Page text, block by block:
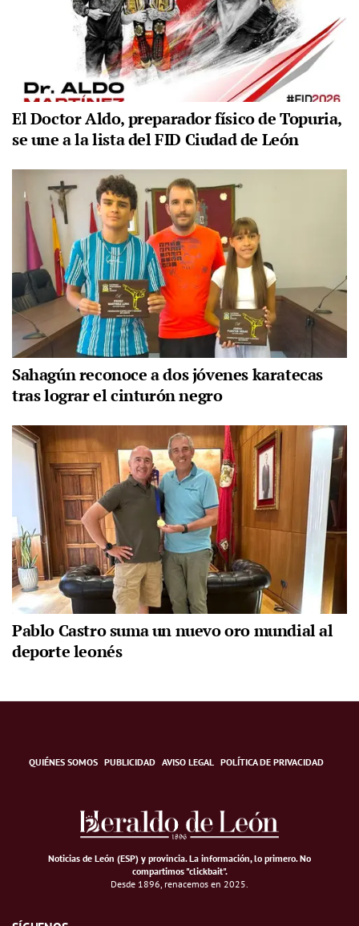
El Doctor Aldo, preparador físico de Topuria,
se une a la lista del FID Ciudad de León
Sahagún reconoce a dos jóvenes karatecas
tras lograr el cinturón negro
Pablo Castro suma un nuevo oro mundial al
deporte leonés
QUIÉNES SOMOS PUBLICIDAD AVISO LEGAL POLÍTICA DE PRIVACIDAD
Noticias de León (ESP) y provincia. La información, lo primero.No
compartimos "clickbait".
Desde 1896, renacemos en 2025.